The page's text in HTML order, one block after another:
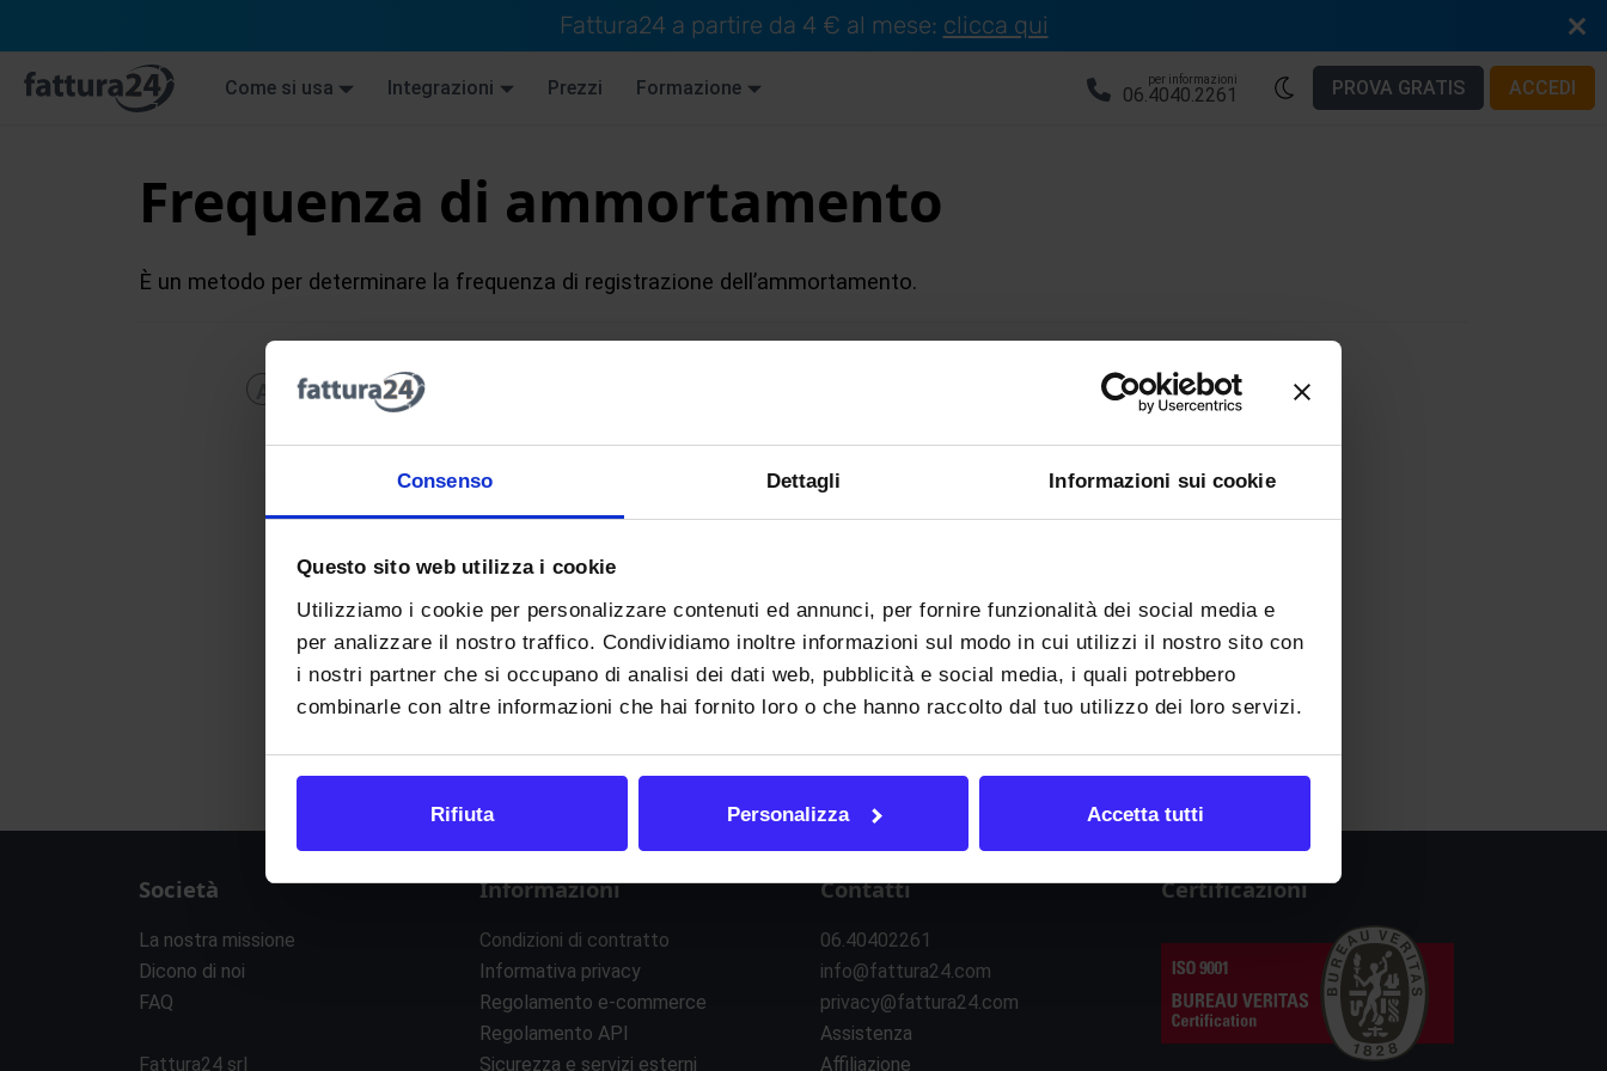
Consenso Dettagli Informazioni sui cookie
Questo sito web utilizza i cookie
Utilizziamo i cookie per personalizzare contenuti ed annunci, per fornire funzionalità dei social media e
per analizzare il nostro traffico. Condividiamo inoltre informazioni sul modo in cui utilizzi il nostro sito con
i nostri partner che si occupano di analisi dei dati web, pubblicità e social media, i quali potrebbero
combinarle con altre informazioni che hai fornito loro o che hanno raccolto dal tuo utilizzo dei loro servizi.
Rifiuta Personalizza Accetta tutti
Fattura24 a partire da 4 € al mese: clicca qui
Come si usa Integrazioni Prezzi Formazione per informazioni
06.4040.2261 PROVA GRATIS ACCEDI
Frequenza di ammortamento
È un metodo per determinare la frequenza di registrazione dell’ammortamento.
B C D E X Y Z
Società
La nostra missione
Dicono di noi
FAQ
Fattura24 srl
Informazioni
Condizioni di contratto
Informativa privacy
Regolamento e-commerce
Regolamento API
Sicurezza e servizi esterni
Contatti
06.40402261
info@fattura24.com
privacy@fattura24.com
Assistenza
Affiliazione
Certificazioni